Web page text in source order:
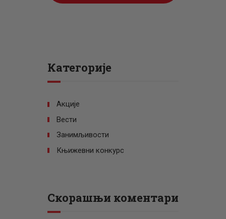
Категорије
Акције
Вести
Занимљивости
Књижевни конкурс
Скорашњи коментари